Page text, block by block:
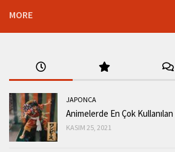
MORE
JAPONCA
Animelerde En Çok
KASIM 25, 2021